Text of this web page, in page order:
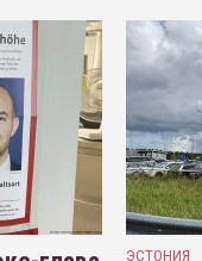
ЭСТОНИЯ